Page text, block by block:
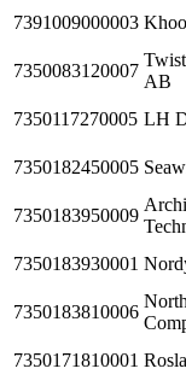
7391009000003
7350083120007
AB
7350117270005 LH
7350182450005
7350183950009
7350183930001
7350183810006
7350171810001